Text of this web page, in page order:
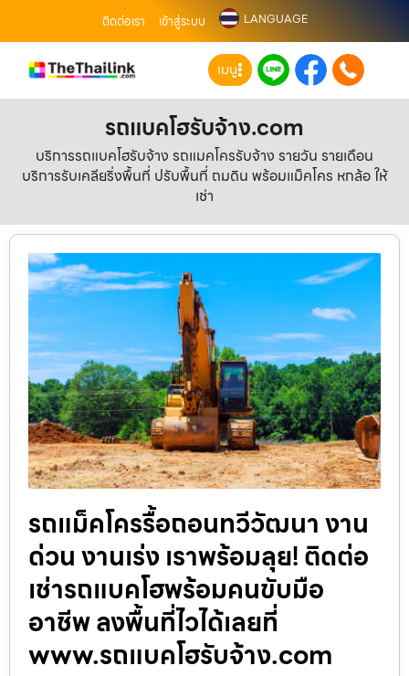
ติดต่อเรา เข้าสู่ระบบ LANGUAGE
เมนู
รถแบคโฮรับจ้าง.com
บริการรถแบคโฮรับจ้าง รถแมคโครรับจ้าง รายวัน รายเดือน
บริการรับเคลียริ่งพื้นที่ ปรับพื้นที่ ถมดิน พร้อมแม็คโคร หกล้อ ให้
เช่า
รถแม็คโครรื้อถอนทวีวัฒนา งาน
ด่วน งานเร่ง เราพร้อมลุย! ติดต่อ
เช่ารถแบคโฮพร้อมคนขับมือ
อาชีพ ลงพื้นที่ไวได้เลยที่
www.รถแบคโฮรับจ้าง.com